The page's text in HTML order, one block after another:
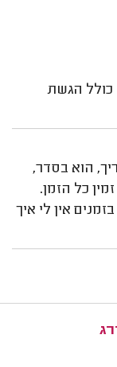
כולל הגשת
הוא בסדר,
כל הזמן.
אין לי איך